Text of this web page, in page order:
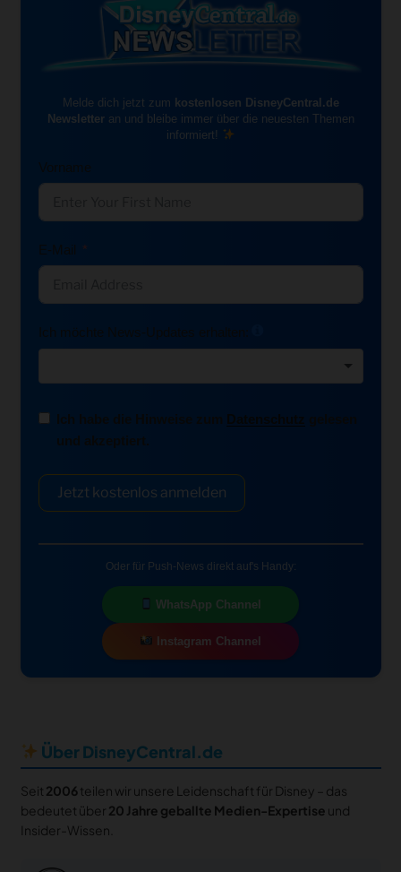
Melde dich jetzt zum kostenlosen DisneyCentral.de
Newsletteran und bleibe immer über die neuesten Themen
informiert!
Vorname
E-Mail
Ich möchte News-Updates erhalten:
Ich habe die Hinweise zum Datenschutz
und akzeptiert.
Jetzt kostenlos anmelden
Oder für Push-News direkt auf's Handy:
WhatsApp Channel
Instagram Channel
Über DisneyCentral.de
Seit 2006teilen wir unsere Leidenschaft für Disney – das
bedeutet über 20 Jahre geballte Medien-Expertise und
Insider-Wissen.